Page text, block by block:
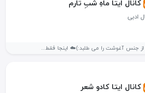
کانال ایتا ماهِ شبِ تارم️
ادبی
از جنس آغوشت را می طلبد:)☁️ اینجا فقط...
کانال ایتا کادو شعر